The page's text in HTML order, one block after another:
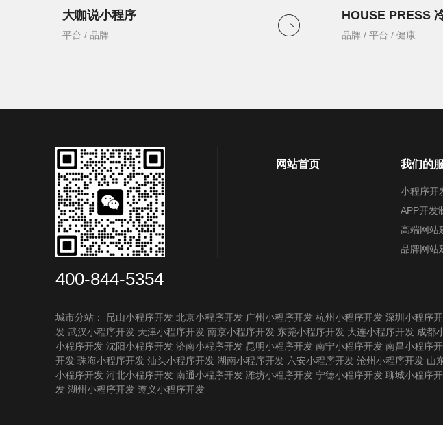
大咖说小程序
平台 / 品牌
HOUSE PRESS
品牌 / 平台 / 健康
400-844-5354
网站首页 我们的
小程序开
APP开发
高端网站
品牌网站
城市分站： 昆山小程序开发 北京小程序开发 广州小程序开发 杭州小程序开发 深圳小程序
发 武汉小程序开发 天津小程序开发 南京小程序开发 东莞小程序开发 大连小程序开发 成都
小程序开发 沈阳小程序开发 济南小程序开发 昆明小程序开发 南宁小程序开发 南昌小程序
开发 珠海小程序开发 汕头小程序开发 湖南小程序开发 六安小程序开发 沧州小程序开发 山
小程序开发 河北小程序开发 南通小程序开发 潍坊小程序开发 宁德小程序开发 聊城小程序
发 湖州小程序开发 遵义小程序开发